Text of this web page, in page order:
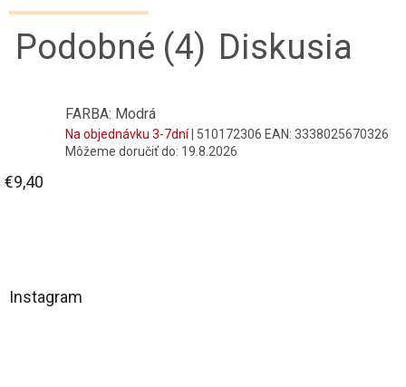
Podobné (4) Diskusia
FARBA: Modrá
Na objednávku 3-7dní | 510172306 EAN: 3338025670326
Môžeme doručiť do: 19.8.2026
€9,40
á
Instagram